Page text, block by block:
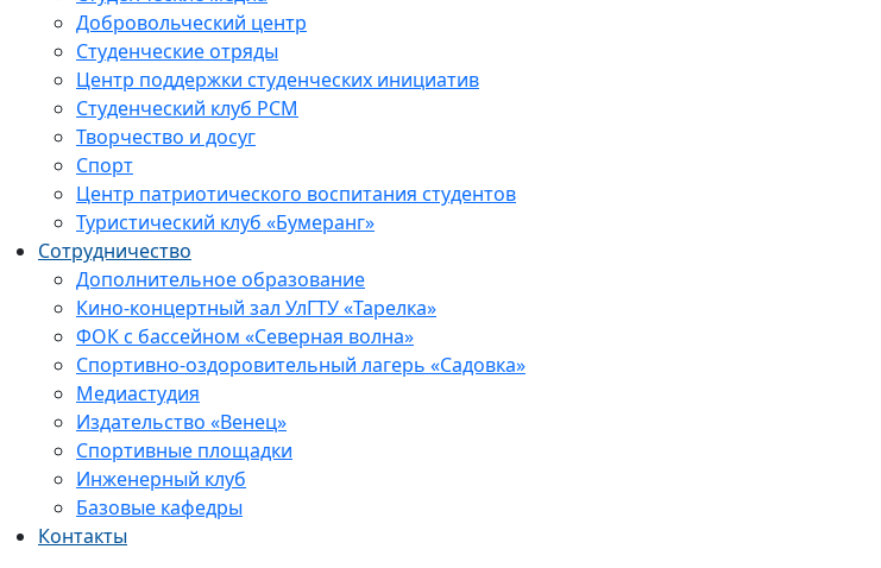
Добровольческий центр
Студенческие отряды
Центр поддержки студенческих инициатив
Студенческий клуб РСМ
Творчество и досуг
Спорт
Центр патриотического воспитания студентов
Туристический клуб «Бумеранг»
Сотрудничество
Дополнительное образование
Кино-концертный зал УлГТУ «Тарелка»
ФОК с бассейном «Северная волна»
Спортивно-оздоровительный лагерь «Садовка»
Медиастудия
Издательство «Венец»
Спортивные площадки
Инженерный клуб
Базовые кафедры
Контакты